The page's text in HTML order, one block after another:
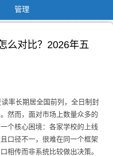
管理
么对比？2026年五
读率长期居全国前列，全日制封
然而，面对市场上数量众多的
个核心困境：各家学校的上线
口径不一，很难在同一个框架
相传而非系统比较做出决策。